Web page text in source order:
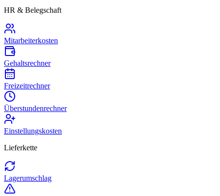
HR & Belegschaft
Mitarbeiterkosten
Gehaltsrechner
Freizeitrechner
Überstundenrechner
Einstellungskosten
Lieferkette
Lagerumschlag